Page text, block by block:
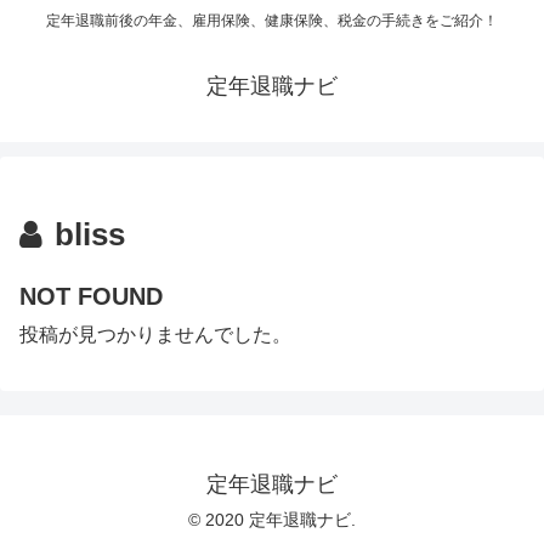
定年退職前後の年金、雇用保険、健康保険、税金の手続きをご紹介！
定年退職ナビ
bliss
NOT FOUND
投稿が見つかりませんでした。
定年退職ナビ
© 2020 定年退職ナビ.